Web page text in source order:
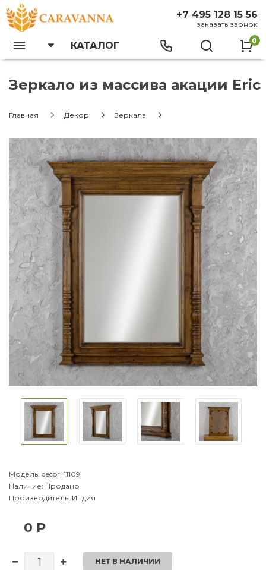
+7 495 128 15 56
заказать звонок
КАТАЛОГ 0
Зеркало из массива акации Eric
Главная Декор Зеркала
Модель: decor_11109
Наличие: Продано
Производитель: Индия
0 Р
НЕТ В НАЛИЧИИ